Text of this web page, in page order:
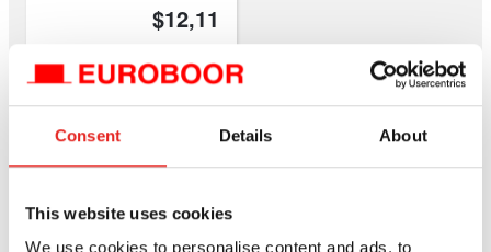
Consent Details About
This website uses cookies
We use cookies to personalise content and ads, to
$12,11
Comparez ce produit
Ajouter au devis
Propriétés